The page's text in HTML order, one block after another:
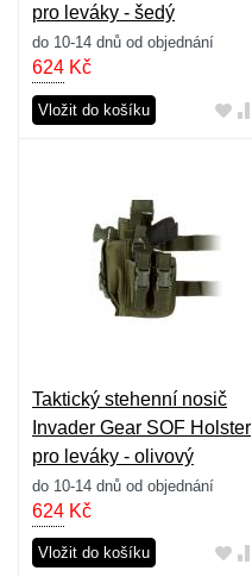
pro leváky - šedý
do 10-14 dnů od objednání
624 Kč
Vložit do košíku
Taktický stehenní nosič
Invader Gear SOF Holster
pro leváky - olivový
do 10-14 dnů od objednání
624 Kč
Vložit do košíku